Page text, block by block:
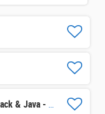
ALTERNANCE - Développeur Full-Stack & Java - H/F/X